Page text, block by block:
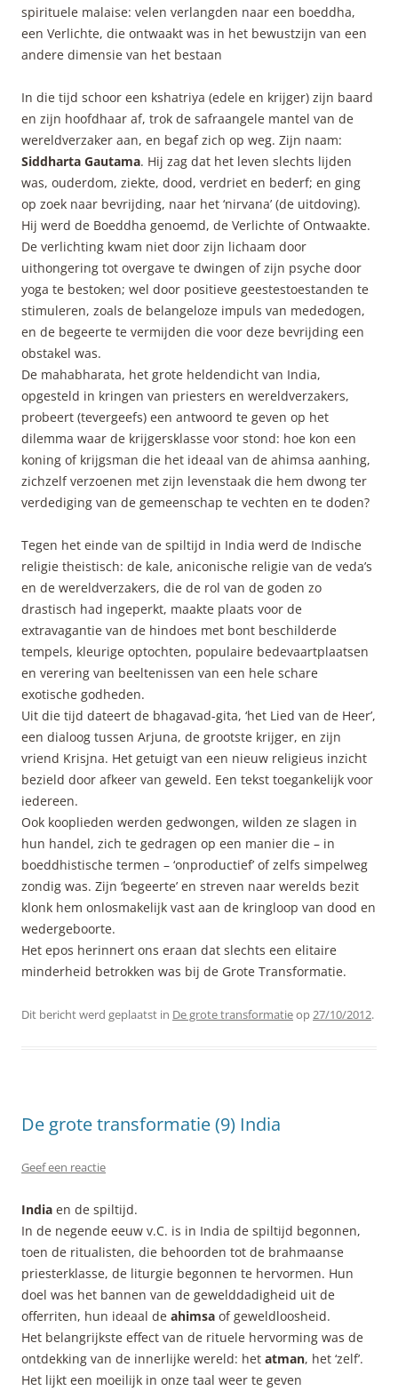
spirituele malaise: velen verlangden naar een boeddha,
een Verlichte, die ontwaakt was in het bewustzijn van een
andere dimensie van het bestaan
In die tijd schoor een kshatriya (edele en krijger) zijn baard
en zijn hoofdhaar af, trok de safraangele mantel van de
wereldverzaker aan, en begaf zich op weg. Zijn naam:
Siddharta Gautama. Hij zag dat het leven slechts lijden
was, ouderdom, ziekte, dood, verdriet en bederf; en ging
op zoek naar bevrijding, naar het ‘nirvana’ (de uitdoving).
Hij werd de Boeddha genoemd, de Verlichte of Ontwaakte.
De verlichting kwam niet door zijn lichaam door
uithongering tot overgave te dwingen of zijn psyche door
yoga te bestoken; wel door positieve geestestoestanden te
stimuleren, zoals de belangeloze impuls van mededogen,
en de begeerte te vermijden die voor deze bevrijding een
obstakel was.
De mahabharata, het grote heldendicht van India,
opgesteld in kringen van priesters en wereldverzakers,
probeert (tevergeefs) een antwoord te geven op het
dilemma waar de krijgersklasse voor stond: hoe kon een
koning of krijgsman die het ideaal van de ahimsa aanhing,
zichzelf verzoenen met zijn levenstaak die hem dwong ter
verdediging van de gemeenschap te vechten en te doden?
Tegen het einde van de spiltijd in India werd de Indische
religie theistisch: de kale, aniconische religie van de veda’s
en de wereldverzakers, die de rol van de goden zo
drastisch had ingeperkt, maakte plaats voor de
extravagantie van de hindoes met bont beschilderde
tempels, kleurige optochten, populaire bedevaartplaatsen
en verering van beeltenissen van een hele schare
exotische godheden.
Uit die tijd dateert de bhagavad-gita, ‘het Lied van de Heer’,
een dialoog tussen Arjuna, de grootste krijger, en zijn
vriend Krisjna. Het getuigt van een nieuw religieus inzicht
bezield door afkeer van geweld. Een tekst toegankelijk voor
iedereen.
Ook kooplieden werden gedwongen, wilden ze slagen in
hun handel, zich te gedragen op een manier die – in
boeddhistische termen – ‘onproductief’ of zelfs simpelweg
zondig was. Zijn ‘begeerte’ en streven naar werelds bezit
klonk hem onlosmakelijk vast aan de kringloop van dood en
wedergeboorte.
Het epos herinnert ons eraan dat slechts een elitaire
minderheid betrokken was bij de Grote Transformatie.
Dit bericht werd geplaatst in De grote transformatieop27/10/2012.
De grote transformatie (9) India
Geef een reactie
India en de spiltijd.
In de negende eeuw v.C. is in India de spiltijd begonnen,
toen de ritualisten, die behoorden tot de brahmaanse
priesterklasse, de liturgie begonnen te hervormen. Hun
doel was het bannen van de gewelddadigheid uit de
offerriten, hun ideaal de ahimsa of geweldloosheid.
Het belangrijkste effect van de rituele hervorming was de
ontdekking van de innerlijke wereld: het atman, het ‘zelf’.
Het lijkt een moeilijk in onze taal weer te geven